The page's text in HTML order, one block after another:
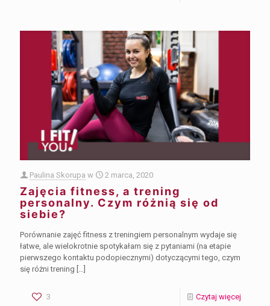
Paulina Skorupa w 2 marca, 2020
Zajęcia fitness, a trening
personalny. Czym różnią się od
siebie?
Porównanie zajęć fitness z treningiem personalnym wydaje się
łatwe, ale wielokrotnie spotykałam się z pytaniami (na etapie
pierwszego kontaktu podopiecznymi) dotyczącymi tego, czym
się różni trening […]
3 Czytaj więcej